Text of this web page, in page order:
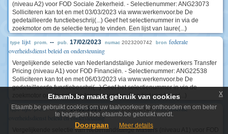
(niveau A2) voor FOD Sociale Zekerheid. - Selectienummer: ANG23073
Solliciteren kan tot en met 03/03/2023 via www.werkenvoor.be De
gedetailleerde functiebeschrij(...) Geef het selectienummer in via de
zoekmotor om de selectie terug te vinden. Een lijst van laure(...)
type lijst prom. -- pub. 17/02/2023 numac 2023200742 bron federale
overheidsdienst beleid en ondersteuning
Vergelijkende selectie van Nederlandstalige Junior medewerkers Transfer
Pricing (niveau A1) voor FOD Financiën. - Selectienummer: ANG22538
Solliciteren kan tot en met 06/03/2023 via www.werkenvoor.be De
gedetailleerde functiebeschri(...) Geef het selectienummer in via de
zoekmotor om de selectie terug te vinden. Een lijst van laure(...)
type lijst prom. -- pub.17/02/2023 numac2023200747 bron federale
overheidsdienst beleid en ondersteuning
Vergelijkende selectie van Nederlandstalige Masters (niveau A1) voor FOD
Etaamb.be maakt gebruik van cookies
Etaamb.be gebruikt cookies om uw taalvoorkeur te onthouden en om beter
te begrijpen hoe etaamb.be gebruikt wordt.
Doorgaan Meer details
x